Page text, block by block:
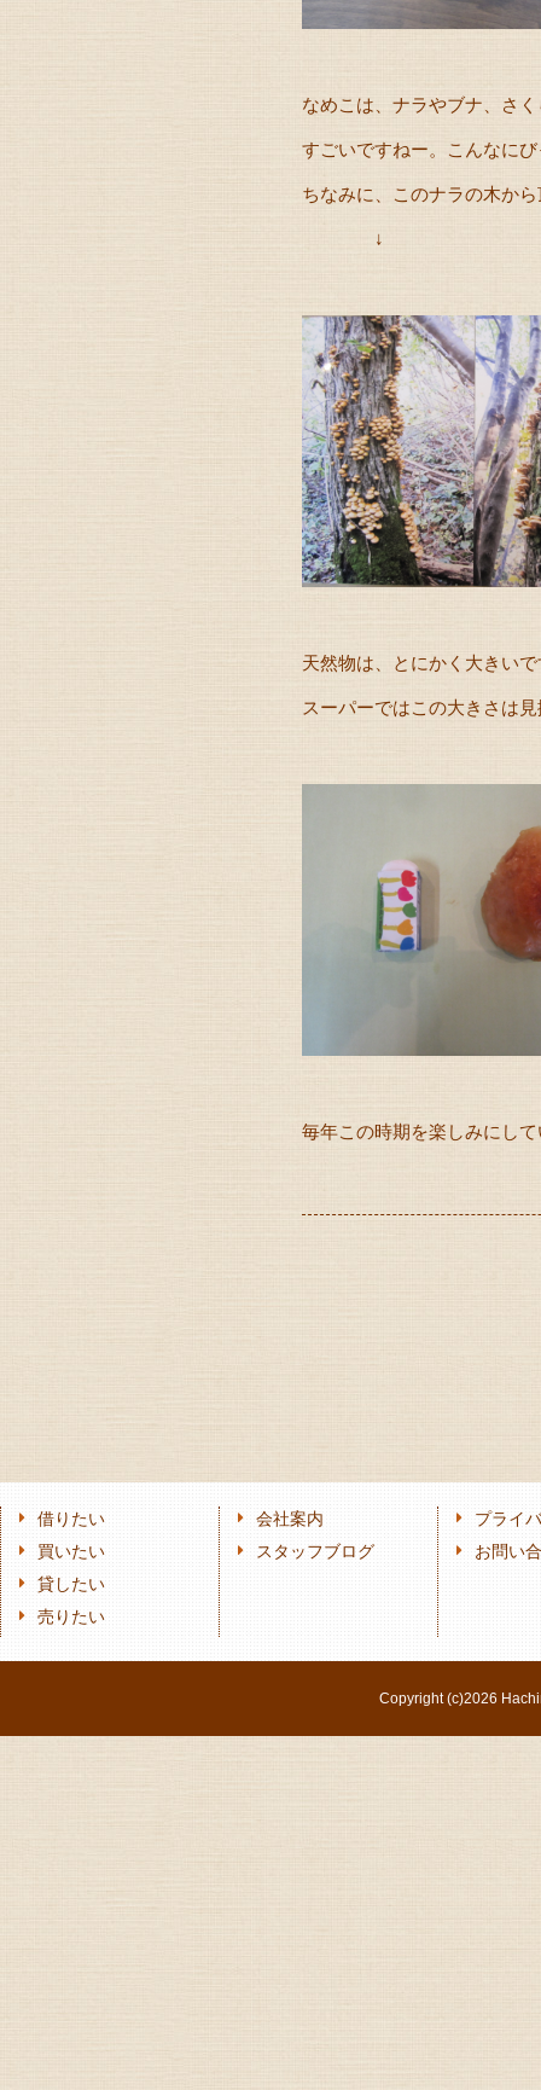
なめこは、ナラやブナ、さ
すごいですねー。こんなに
ちなみに、このナラの木か
↓
天然物は、とにかく大きい
スーパーではこの大きさは
毎年この時期を楽しみにし
借りたい
買いたい
貸したい
売りたい
会社案内
スタッフブログ
プライ
お問い
Copyright (c)2026